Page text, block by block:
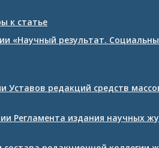
к статье
«Научный результат.
Уставов редакций средств
Регламента издания научных